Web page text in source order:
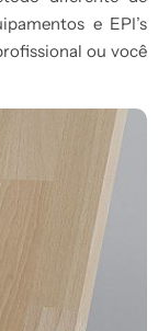
e EPI’s
ou você